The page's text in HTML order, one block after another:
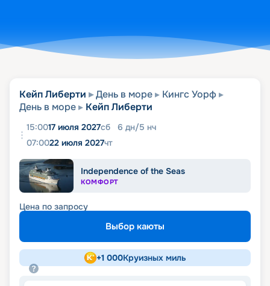
Кейп Либерти День в море
Кингс Уорф
День в море
Кейп Либерти
15:0017 июля 2027сб 6 дн/5 нч
07:0022 июля 2027чт
Independence of the Seas
КОМФОРТ
Цена по запросу
Выбор каюты
+1 000Круизных миль